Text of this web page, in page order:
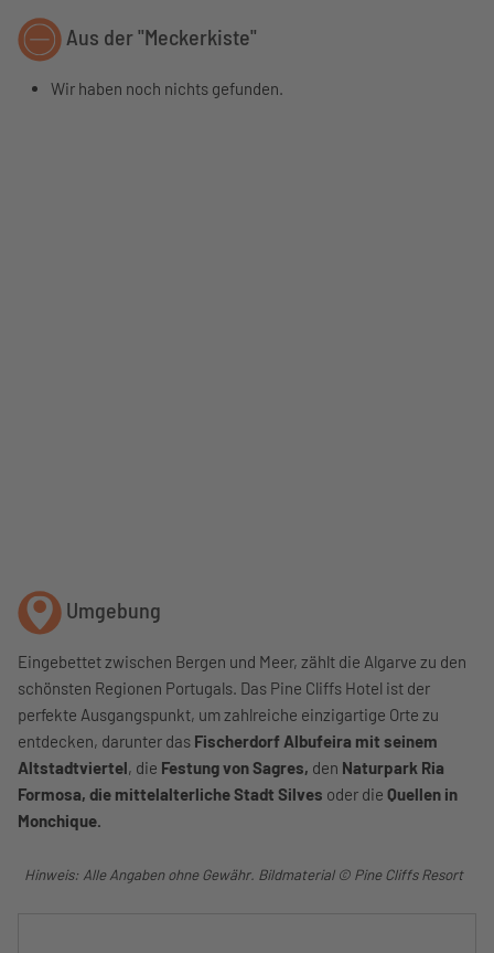
Aus der "Meckerkiste"
Wir haben noch nichts gefunden.
Umgebung
Eingebettet zwischen Bergen und Meer, zählt die Algarve zu den
schönsten Regionen Portugals. Das Pine Cliffs Hotel ist der
perfekte Ausgangspunkt, um zahlreiche einzigartige Orte zu
entdecken, darunter das Fischerdorf Albufeira mit seinem
Altstadtviertel, die Festung von Sagres, den Naturpark Ria
Formosa, die mittelalterliche Stadt Silves oder die Quellen in
Monchique.
Hinweis: Alle Angaben ohne Gewähr. Bildmaterial © Pine Cliffs Resort